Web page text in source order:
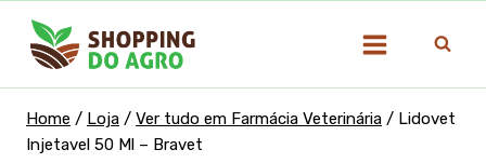
para
Home / Loja / Ver tudo em Farmácia Veterinária / Lidovet
Injetavel 50 Ml – Bravet